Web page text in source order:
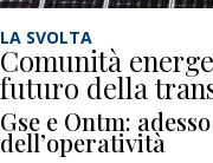
LA SVOLTA
Comunità
futuro della
Gse e Ontm:
dell’operatività